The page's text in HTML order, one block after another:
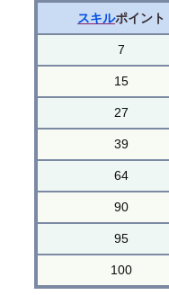
スキルポイント
7
15
27
39
64
90
95
100